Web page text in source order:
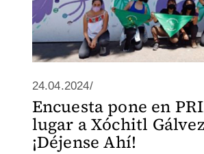
24.04.2024/
Encuesta pone en
lugar a Xóchitl
¡Déjense Ahí!